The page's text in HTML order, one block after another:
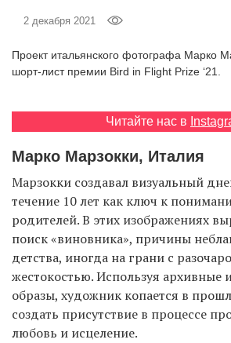
2 декабря 2021
Проект итальянского фотографа Марко
шорт-лист премии Bird in Flight Prize ‘21.
Читайте нас в
Марко Марзокки, Италия
Марзокки создавал визуальный
течение 10 лет как ключ к
родителей. В этих изображениях
поиск «виновника», причины
детства, иногда на грани с
жестокостью. Используя архивные
образы, художник копается в
создать присутствие в процессе
любовь и исцеление.